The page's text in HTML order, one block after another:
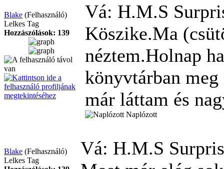
Blake (Felhasználó)
Lelkes Tag
Hozzászólások: 139
Vá: H.M.S
Köszike.Ma
néztem.Holnap
könyvtárban meg
már láttam és
Naplózott
Blake (Felhasználó)
Lelkes Tag
Vá: H.M.S